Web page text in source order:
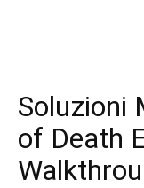
Soluzioni
of Death